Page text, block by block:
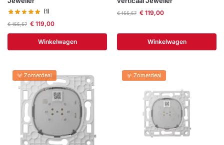
(1)
€155,57 €119,00
Winkelwagen
€155,57 €119,00
Winkelwagen
🌞 Zomerdeal 🌞 Zomerdeal